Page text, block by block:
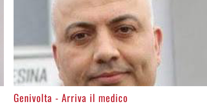
>
Genivolta - Arriva il medico